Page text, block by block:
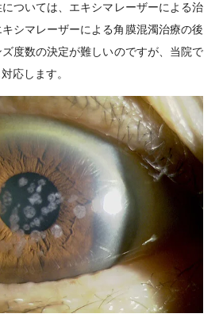
ついては、エキシマレーザーによる治
キシマレーザーによる角膜混濁治療の後
度数の決定が難しいのですが、当院で
応します。